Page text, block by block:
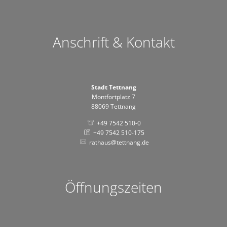
Anschrift & Kontakt
Stadt Tettnang
Montfortplatz 7
88069 Tettnang
+49 7542 510-0
+49 7542 510-175
rathaus@tettnang.de
Öffnungszeiten